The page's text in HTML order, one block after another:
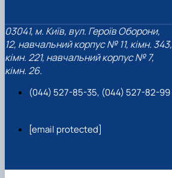
03041, м. Київ, вул. Героїв Оборони,
12, навчальний корпус № 11, кімн. 343,
кімн. 221, навчальний корпус № 7,
кімн. 26.
(044) 527-85-35, (044) 527-82-99
[email protected]